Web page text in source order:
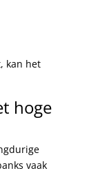
kan het
hoge
vaak